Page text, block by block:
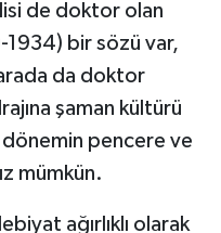
de doktor olan
1934) bir sözü var,
da doktor
şaman kültürü
pencere ve
mümkün.
ağırlıklı olarak